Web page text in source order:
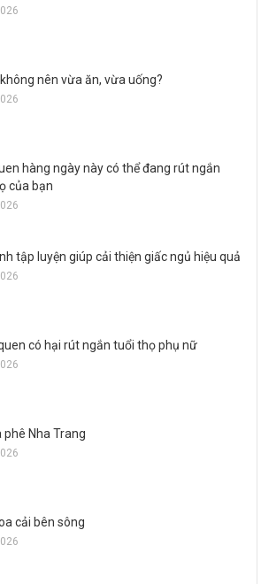
nên vừa ăn, vừa uống?
hàng ngày này có thể đang rút ngắn
của bạn
tập luyện giúp cải thiện giấc ngủ hiệu quả
có hại rút ngắn tuổi thọ phụ nữ
phê Nha Trang
cải bên sông